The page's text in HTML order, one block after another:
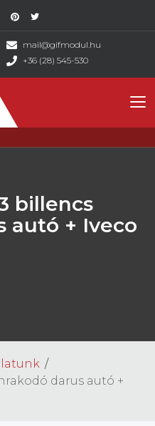
mail@gifmodul.hu
+36 (28) 545-530
billencs
autó + Iveco
darus autó +